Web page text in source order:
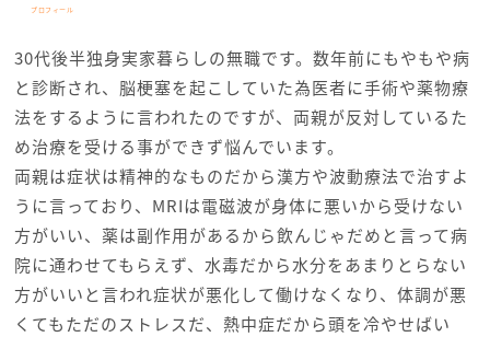
プロフィール
30代後半独身実家暮らしの無職です。数年前にもやもや病
と診断され、脳梗塞を起こしていた為医者に手術や薬物療
法をするように言われたのですが、両親が反対しているた
め治療を受ける事ができず悩んでいます。
両親は症状は精神的なものだから漢方や波動療法で治すよ
うに言っており、MRIは電磁波が身体に悪いから受けない
方がいい、薬は副作用があるから飲んじゃだめと言って病
院に通わせてもらえず、水毒だから水分をあまりとらない
方がいいと言われ症状が悪化して働けなくなり、体調が悪
くてもただのストレスだ、熱中症だから頭を冷やせばい